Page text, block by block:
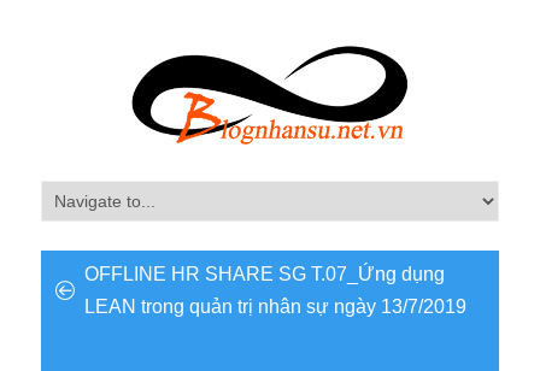
OFFLINE HR SHARE SG T.07_Ứng dụng
LEAN trong quản trị nhân sự ngày 13/7/2019